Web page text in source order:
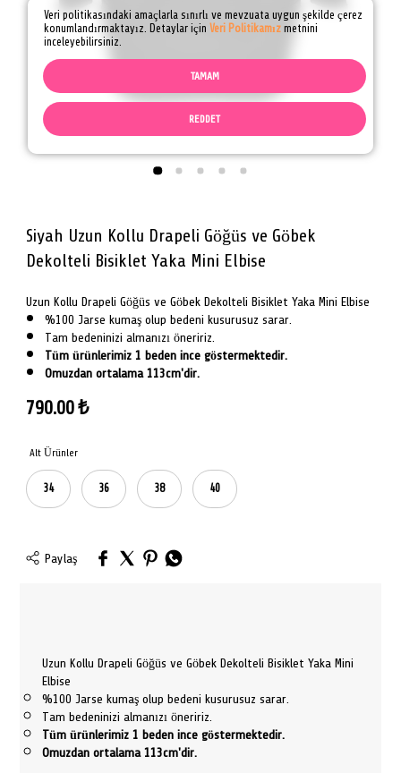
Siyah Uzun Kollu Drapeli Göğüs ve Göbek
Dekolteli Bisiklet Yaka Mini Elbise
Uzun Kollu Drapeli Göğüs ve Göbek Dekolteli Bisiklet Yaka Mini Elbise
%100 Jarse kumaş olup bedeni kusurusuz sarar.
Tam bedeninizi almanızı öneririz.
Tüm ürünlerimiz 1 beden ince göstermektedir.
Omuzdan ortalama 113cm'dir.
790.00₺
Alt Ürünler
34 36 38 40
Paylaş
Uzun Kollu Drapeli Göğüs ve Göbek Dekolteli Bisiklet Yaka Mini
Elbise
%100 Jarse kumaş olup bedeni kusurusuz sarar.
Tam bedeninizi almanızı öneririz.
Tüm ürünlerimiz 1 beden ince göstermektedir.
Omuzdan ortalama 113cm'dir.
Veri politikasındaki amaçlarla sınırlı ve mevzuata uygun şekilde çerez
konumlandırmaktayız. Detaylar içinVeri Politikamızmetnini
inceleyebilirsiniz.
TAMAM
REDDET